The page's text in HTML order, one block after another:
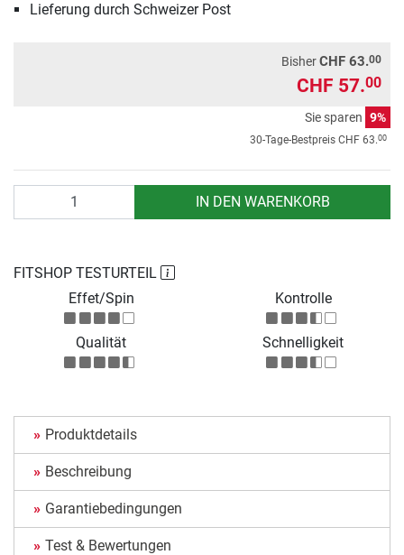
Lieferung durch Schweizer Post
BisherCHF 63.00
CHF 57.00
Sie sparen 9%
30-Tage-Bestpreis CHF 63.00
IN DEN WARENKORB
FITSHOP TESTURTEIL
Effet/Spin
Kontrolle
Qualität Schnelligkeit
Produktdetails
Beschreibung
Garantiebedingungen
Test & Bewertungen